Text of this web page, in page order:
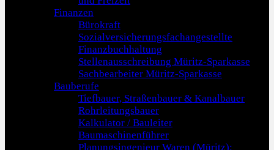
Finanzen
Bürokraft
Sozialversicherungsfachangestellte
Finanzbuchhaltung
Stellenausschreibung Müritz-Sparkasse
Sachbearbeiter Müritz-Sparkasse
Bauberufe
Tiefbauer, Straßenbauer & Kanalbauer
Rohrleitungsbauer
Kalkulator / Bauleiter
Baumaschinenführer
Planungsingenieur Waren (Müritz):